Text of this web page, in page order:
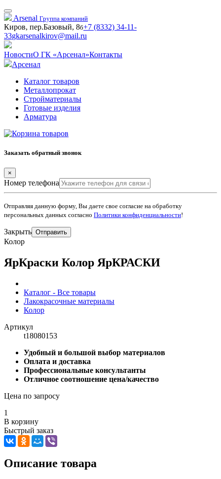
Arsenal Группа компаний
Киров, пер.Базовый, 8б+7 (8332) 34-11-
33gkarsenalkirov@mail.ru
НовостиО ГК «Арсенал»Контакты
Арсенал
Каталог товаров
Металлопрокат
Стройматериалы
Готовые изделия
Арматура
Заказать обратный звонок
×
Номер телефона
Отправляя данную форму, Вы даете свое согласие на обработку
персональных данных согласно Политики конфиденциальности!
Закрыть Отправить
Колор
ЯрКраски Колор ЯрКРАСКИ
Каталог - Все товары
Лакокрасочные материалы
Колор
Артикул
t18080153
Удобный и большой выбор материалов
Оплата и доставка
Профессиональные консультанты
Отличное соотношение цена/качество
Цена по запросу
1
В корзину
Быстрый заказ
Описание товара